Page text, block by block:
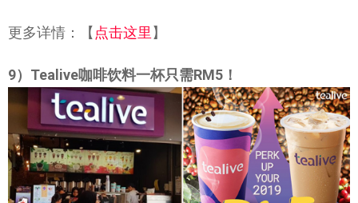
更多详情：【 点击这里 】
9）Tealive咖啡饮料一杯只需RM5！